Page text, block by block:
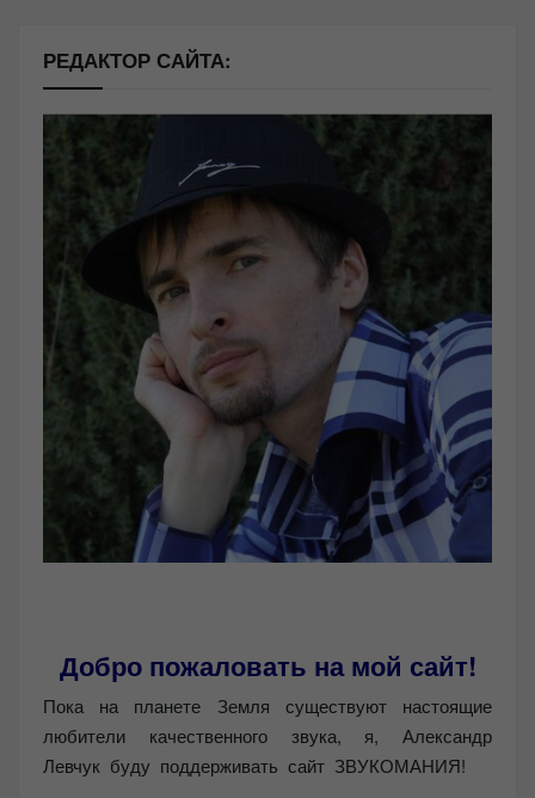
РЕДАКТОР САЙТА:
Добро пожаловать на мой сайт!
Пока на планете Земля существуют настоящие
любители качественного звука, я, Александр
Левчук буду поддерживать сайт ЗВУКОМАНИЯ!